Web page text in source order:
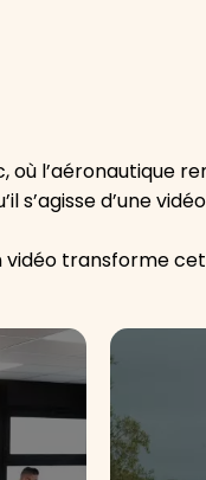
où l’aéronautique
s’agisse d’une
transforme